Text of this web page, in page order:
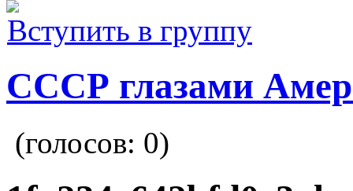
Вступить в группу
СССР глазами
(голосов: 0)